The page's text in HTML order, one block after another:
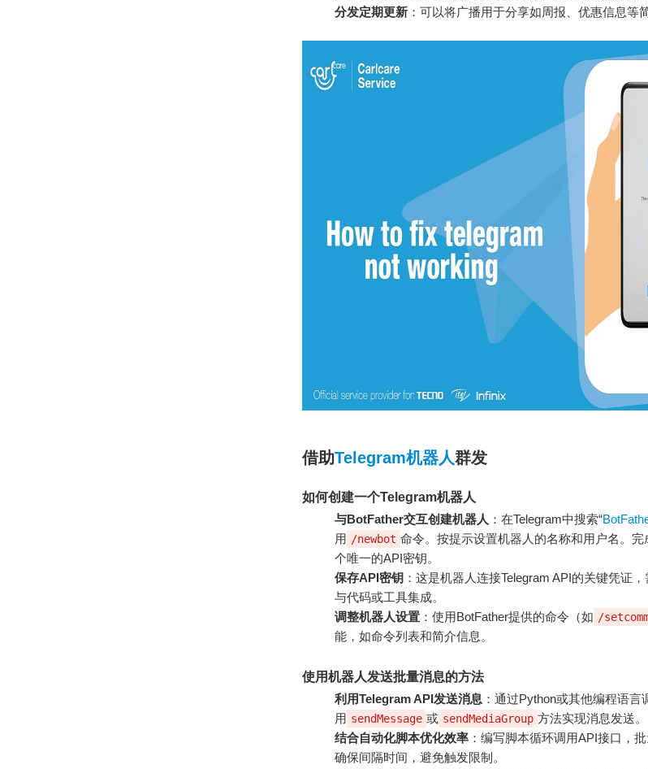
分发定期更新 ：可以将广播用于分享如周报、优惠信息等
借助Telegram机器人群发
如何创建一个Telegram机器人
与BotFather交互创建机器人 ：在Telegram中搜索“
用 /newbot 命令。按提示设置机器人的名称和用户名。完
个唯一的API密钥。
保存API密钥 ：这是机器人连接Telegram API的关键凭证
与代码或工具集成。
调整机器人设置 ：使用BotFather提供的命令（如 /
能，如命令列表和简介信息。
使用机器人发送批量消息的方法
利用Telegram API发送消息 ：通过Python或其他编程语言
用 sendMessage 或 sendMediaGroup 方法实现消息发送。
结合自动化脚本优化效率 ：编写脚本循环调用API接口，
确保间隔时间，避免触发限制。